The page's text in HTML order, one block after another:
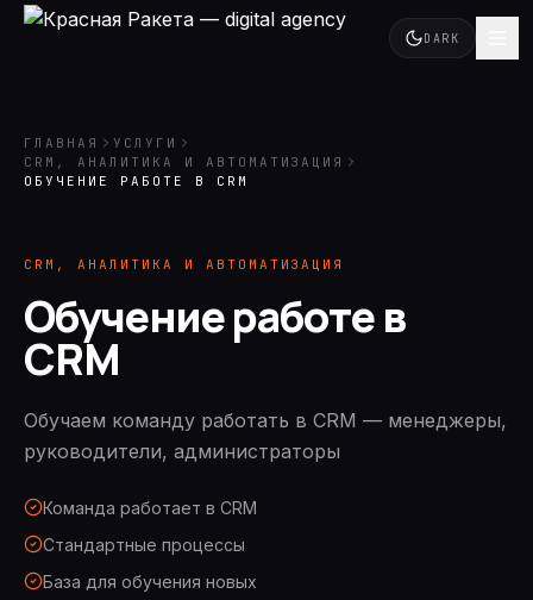
DARK
ГЛАВНАЯ
УСЛУГИ
CRM, АНАЛИТИКА И АВТОМАТИЗАЦИЯ
ОБУЧЕНИЕ РАБОТЕ В CRM
CRM, АНАЛИТИКА И АВТОМАТИЗАЦИЯ
Обучение работе в
CRM
Обучаем команду работать в CRM — менеджеры,
руководители, администраторы
Команда работает в CRM
Стандартные процессы
База для обучения новых